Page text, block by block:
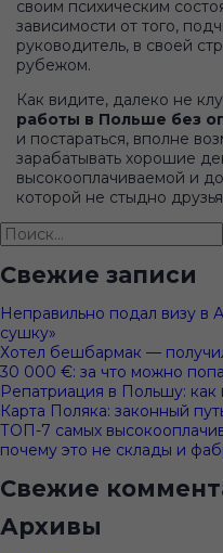
своим психическим
зависимости от того,
руководитель, в своей
рубежом.
Как видите, далеко не
работы в Польше без
и постараться, вполне
зарабатывать хорошие
высокооплачиваемой и
которой не стыдно
Найти:
Свежие записи
Неправильно подал визу в
сушку»
Хотел бешбармак —
30 000 €: за что можно
Репатриация в Польшу: как
Карта Поляка: законный
ТОП-7 самых
почему это не склады и
Свежие
Архивы